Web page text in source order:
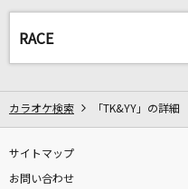
クラフト
アイネクライネ
RACE
カラオケ検索 「TK&YY」の詳細
サイトマップ
お問い合わせ